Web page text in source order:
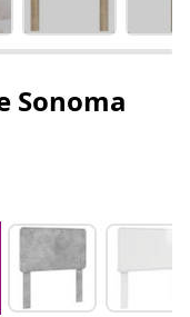
Sonoma